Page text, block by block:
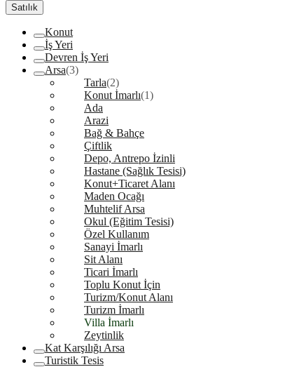
Satılık
Konut
İş Yeri
Devren İş Yeri
Arsa(3)
Tarla(2)
Konut İmarlı(1)
Ada
Arazi
Bağ & Bahçe
Çiftlik
Depo, Antrepo İzinli
Hastane (Sağlık Tesisi)
Konut+Ticaret Alanı
Maden Ocağı
Muhtelif Arsa
Okul (Eğitim Tesisi)
Özel Kullanım
Sanayi İmarlı
Sit Alanı
Ticari İmarlı
Toplu Konut İçin
Turizm/Konut Alanı
Turizm İmarlı
Villa İmarlı
Zeytinlik
Kat Karşılığı Arsa
Turistik Tesis